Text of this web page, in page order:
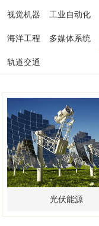
视觉机器 工业自动化
海洋工程 多媒体系统
轨道交通
光伏能源